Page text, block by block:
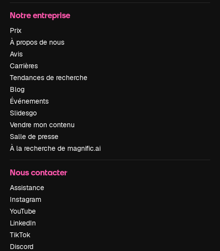
Notre entreprise
Prix
À propos de nous
Avis
Carrières
Tendances de recherche
Blog
Événements
Slidesgo
Vendre mon contenu
Salle de presse
À la recherche de magnific.ai
Nous contacter
Assistance
Instagram
YouTube
LinkedIn
TikTok
Discord